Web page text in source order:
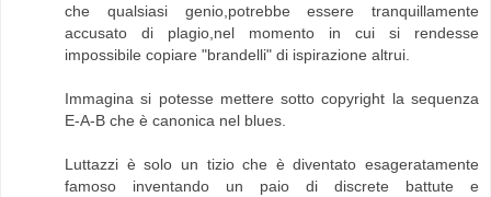
che qualsiasi genio,potrebbe essere tranquillamente
accusato di plagio,nel momento in cui si rendesse
impossibile copiare "brandelli" di ispirazione altrui.
Immagina si potesse mettere sotto copyright la sequenza
E-A-B che è canonica nel blues.
Luttazzi è solo un tizio che è diventato esageratamente
famoso inventando un paio di discrete battute e